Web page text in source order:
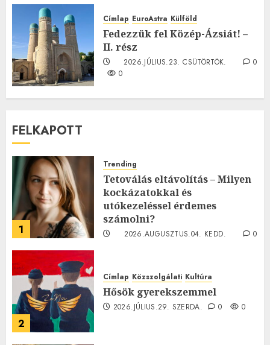
2026.JÚLIUS.23. CSÜTÖRTÖK.
0
Címlap EuroAstra Külföld
Fedezzük fel Közép-Ázsiát! –
II. rész
2026.JÚLIUS.23. CSÜTÖRTÖK.
0
0
FELKAPOTT
1
Trending
Tetoválás eltávolítás – Milyen
kockázatokkal és
utókezeléssel érdemes
számolni?
2026.AUGUSZTUS.04. KEDD.
0
2
Címlap Közszolgálati Kultúra
Hősök gyerekszemmel
2026.JÚLIUS.29. SZERDA. 0 0